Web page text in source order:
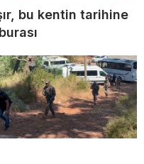
bu kentin tarihine